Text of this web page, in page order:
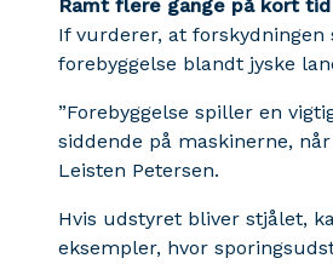
Ramt flere gange på kort tid
If vurderer, at
forebyggelse blandt jyske
”Forebyggelse spiller en
siddende på maskinerne,
Leisten Petersen.
Hvis udstyret bliver stjålet,
eksempler, hvor